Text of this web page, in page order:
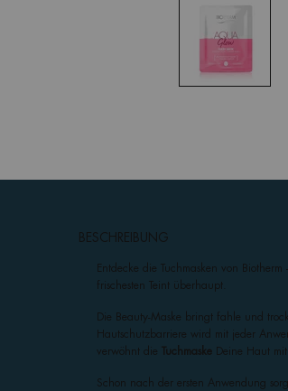
BESCHREIBUNG
Entdecke die Tuchmasken von
frischesten Teint überhaupt.
Die Beauty-Maske bringt fahle und
Hautschutzbarriere wird mit jeder
verwöhnt die
Tuchmaske Deine Haut
Schon nach der ersten Anwendung